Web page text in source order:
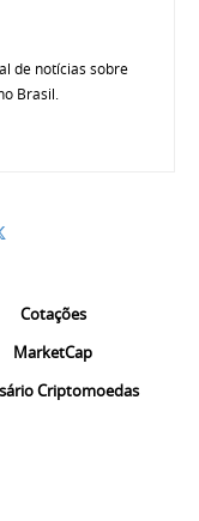
de notícias sobre
Brasil.
Cotações
MarketCap
Criptomoedas